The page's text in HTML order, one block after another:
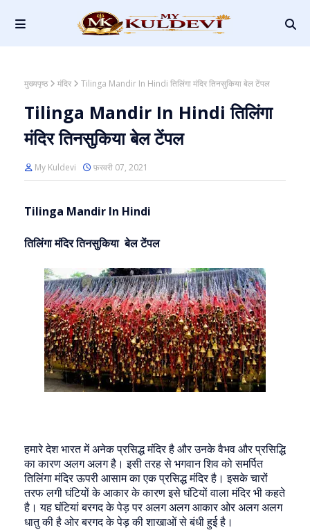
मुख्यपृष्ठ मंदिर Tilinga Mandir In Hindi तिलिंगा मंदिर तिनसुकिया बेल टेंपल
Tilinga Mandir In Hindi तिलिंगा
मंदिर तिनसुकिया बेल टेंपल
My Kuldevi फ़रवरी 07, 2021
Tilinga Mandir In Hindi
तिलिंगा मंदिर तिनसुकिया बेल टेंपल
हमारे देश भारत में अनेक प्रसिद्ध मंदिर है और उनके वैभव और प्रसिद्धि
का कारण अलग अलग है। इसी तरह से भगवान शिव को समर्पित
तिलिंगा मंदिर ऊपरी आसाम का एक प्रसिद्ध मंदिर है। इसके चारों
तरफ लगी घंटियों के आकार के कारण इसे घंटियों वाला मंदिर भी कहते
है। यह घंटियां बरगद के पेड़ पर अलग अलग आकार ओर अलग अलग
धातु की है ओर बरगद के पेड़ की शाखाओं से बंधी हुई है।